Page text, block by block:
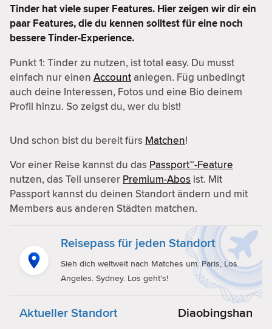
Tinder hat viele super Features. Hier zeigen wir dir ein
paar Features, die du kennen solltest für eine noch
bessere Tinder-Experience.
Punkt 1: Tinder zu nutzen, ist total easy. Du musst
einfach nur einen Accountanlegen. Füg unbedingt
auch deine Interessen, Fotos und eine Bio deinem
Profil hinzu. So zeigst du, wer du bist!
Und schon bist du bereit fürs Matchen!
Vor einer Reise kannst du das Passport™-Feature
nutzen, das Teil unserer Premium-Abos ist. Mit
Passport kannst du deinen Standort ändern und mit
Members aus anderen Städten matchen.
Reisepass für jeden Standort
Sieh dich weltweit nach Matches um. Paris, Los
Angeles. Sydney. Los geht's!
Aktueller Standort Diaobingshan